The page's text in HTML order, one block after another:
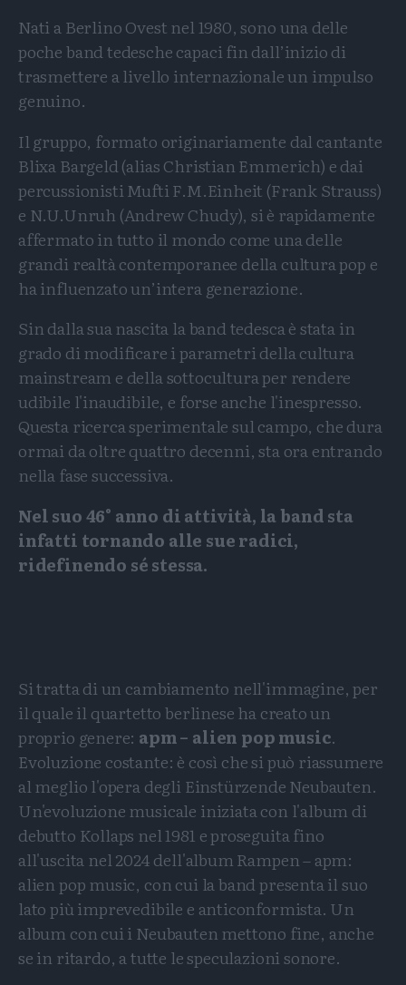
Nati a Berlino Ovest nel 1980, sono una delle
poche band tedesche capaci fin dall’inizio di
trasmettere a livello internazionale un impulso
genuino.
Il gruppo, formato originariamente dal cantante
Blixa Bargeld (alias Christian Emmerich) e dai
percussionisti Mufti F.M.Einheit (Frank Strauss)
e N.U.Unruh (Andrew Chudy), si è rapidamente
affermato in tutto il mondo come una delle
grandi realtà contemporanee della cultura pop e
ha influenzato un’intera generazione.
Sin dalla sua nascita la band tedesca è stata in
grado di modificare i parametri della cultura
mainstream e della sottocultura per rendere
udibile l'inaudibile, e forse anche l'inespresso.
Questa ricerca sperimentale sul campo, che dura
ormai da oltre quattro decenni, sta ora entrando
nella fase successiva.
Nel suo 46° anno di attività, la band sta
infatti tornando alle sue radici,
ridefinendo sé stessa.
Si tratta di un cambiamento nell'immagine, per
il quale il quartetto berlinese ha creato un
proprio genere: apm – alien pop music.
Evoluzione costante: è così che si può riassumere
al meglio l'opera degli Einstürzende Neubauten.
Un'evoluzione musicale iniziata con l'album di
debutto Kollaps nel 1981 e proseguita fino
all'uscita nel 2024 dell'album Rampen – apm:
alien pop music, con cui la band presenta il suo
lato più imprevedibile e anticonformista. Un
album con cui i Neubauten mettono fine, anche
se in ritardo, a tutte le speculazioni sonore.